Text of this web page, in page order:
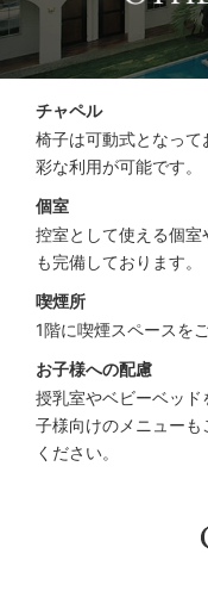
チャペル
椅子は可動式となっ
彩な利用が可能です。
個室
控室として使える個
も完備しております。
喫煙所
1階に喫煙スペースを
お子様への配慮
授乳室やベビーベッ
子様向けのメニュー
ください。